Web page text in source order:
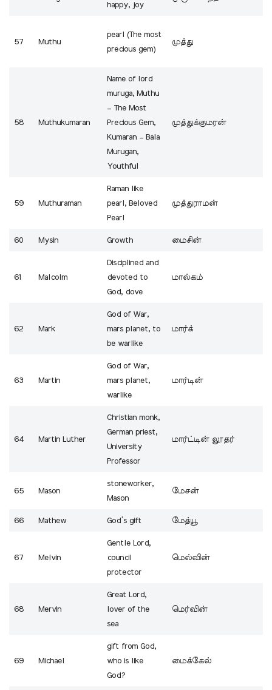
happy, joy
57 Muthu
pearl (The most
precious gem)
முத்து
58 Muthukumaran
Name of lord
muruga, Muthu
– The Most
Precious Gem,
Kumaran – Bala
Murugan,
Youthful
முத்துக்குமரன்
59 Muthuraman
Raman like
pearl, Beloved
Pearl
முத்துராமன்
60 Mysin Growth மைசின்
61 Malcolm
Disciplined and
devoted to
God, dove
மால்கம்
62 Mark
God of War,
mars planet, to
be warlike
மார்க்
63 Martin
God of War,
mars planet,
warlike
மார்டின்
64 Martin Luther
Christian monk,
German priest,
University
Professor
மார்ட்டின் லூதர்
65 Mason
stoneworker,
Mason
மேசன்
66 Mathew God’s gift மேத்யூ
67 Melvin
Gentle Lord,
council
protector
மெல்வின்
68 Mervin
Great Lord,
lover of the
sea
மெர்வின்
69 Michael
gift from God,
who is like
God?
மைக்கேல்